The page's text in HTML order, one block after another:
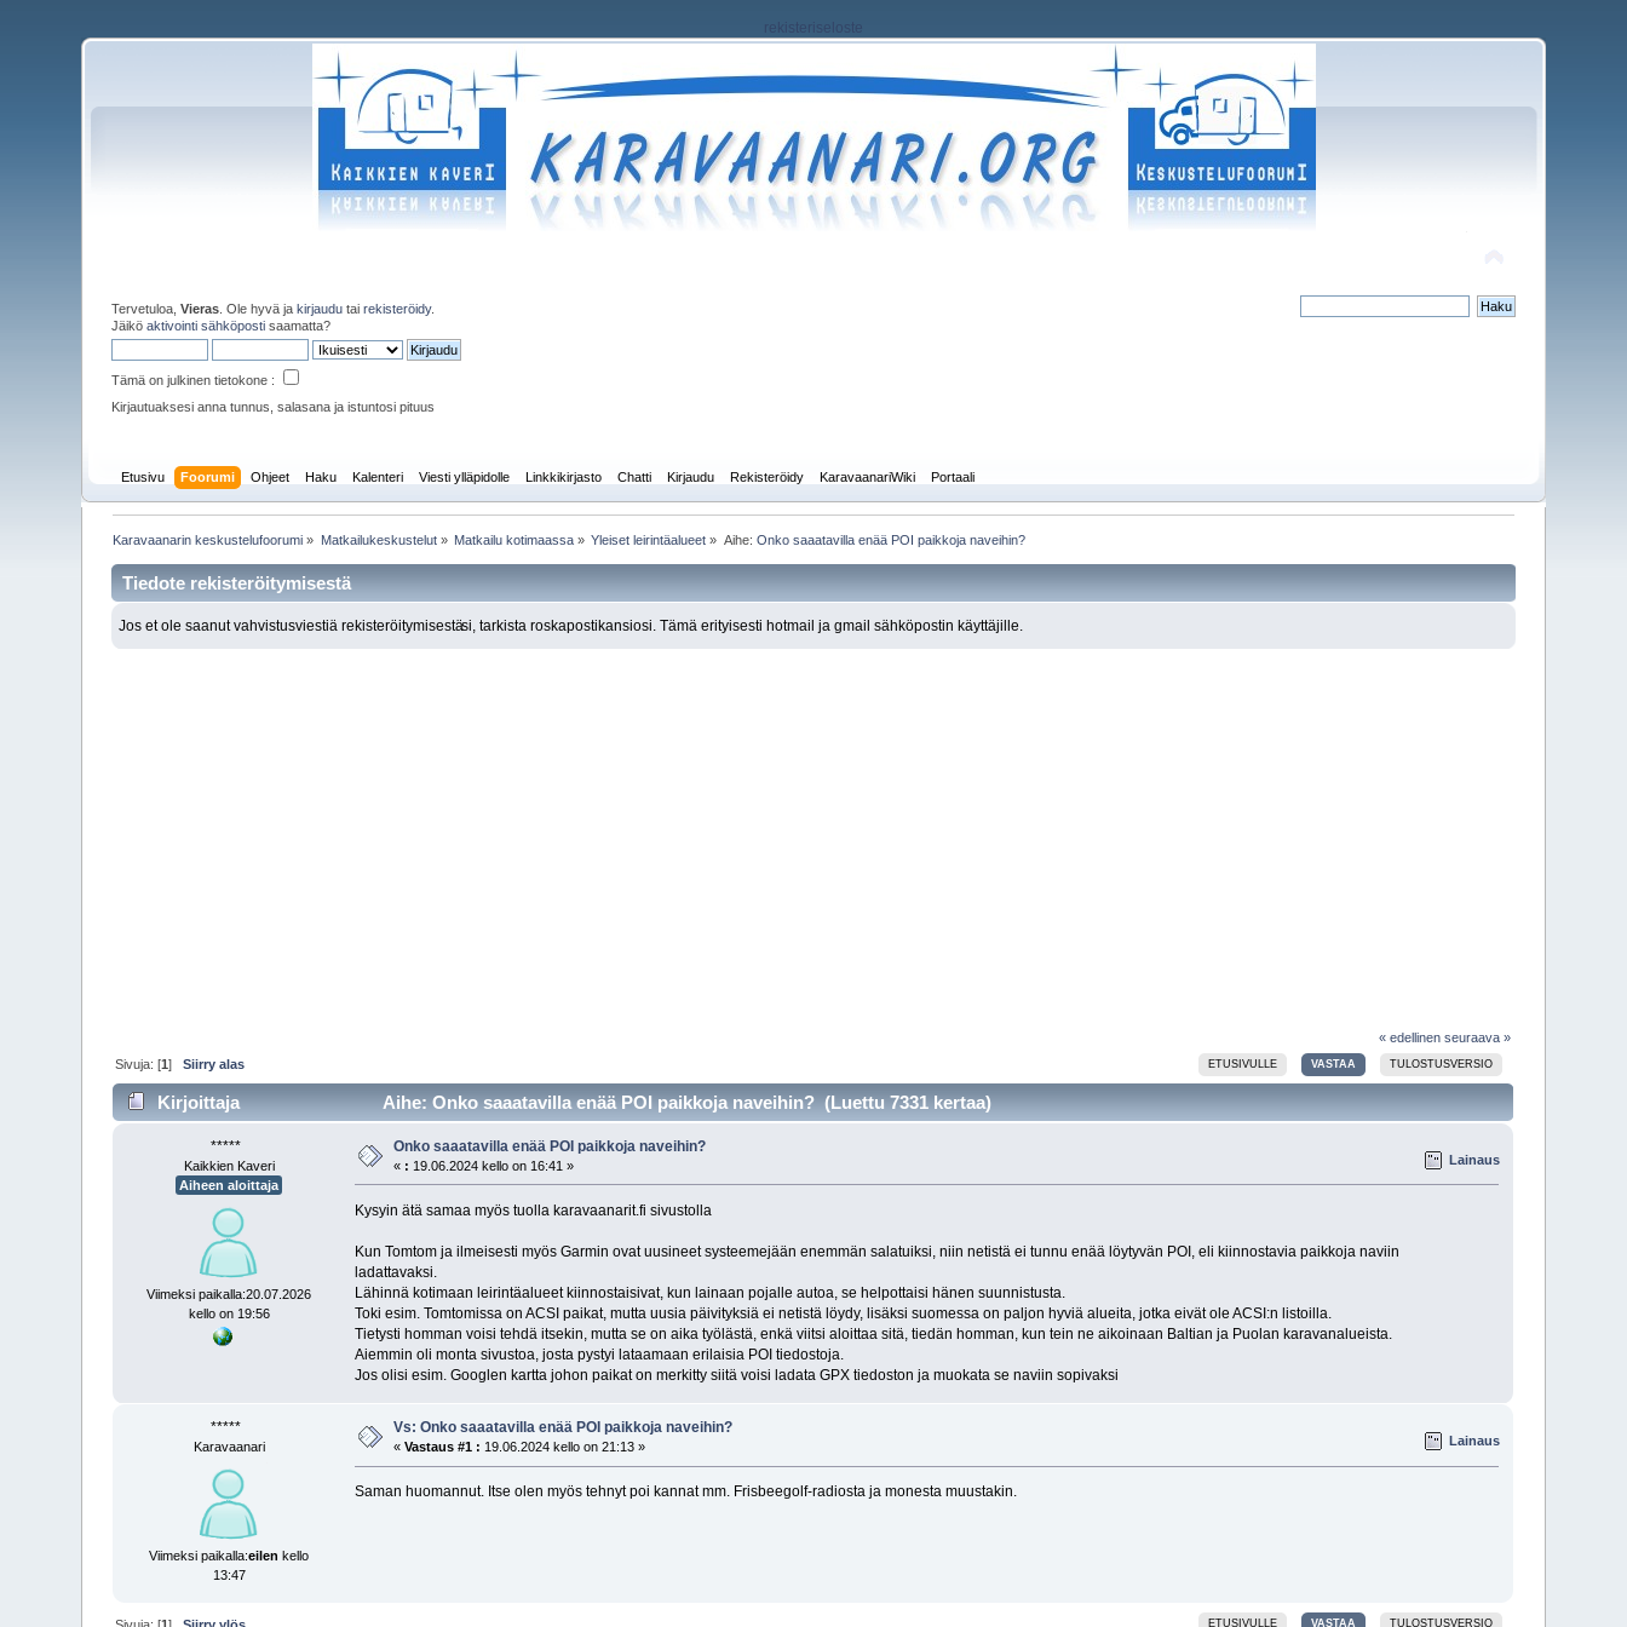
rekisteriseloste
Tervetuloa,Vieras . Ole hyvä jakirjaudu tairekisteröidy.
Jäiköaktivointi sähköposti saamatta?
Tämä on julkinen tietokone :
Kirjautuaksesi anna tunnus, salasana ja istuntosi pituus
Etusivu Foorumi Ohjeet Haku Kalenteri Viesti ylläpidolle Linkkikirjasto Chatti Kirjaudu Rekisteröidy KaravaanariWiki Portaali
Karavaanarin keskustelufoorumi » Matkailukeskustelut» Matkailu kotimaassa » Yleiset leirintäalueet » Aihe: Onko saaatavilla enää POI paikkoja naveihin?
Tiedote rekisteröitymisestä
Jos et ole saanut vahvistusviestiä rekisteröitymisestäsi, tarkista roskapostikansiosi. Tämä erityisesti hotmail ja gmail sähköpostin käyttäjille.
« edellinen seuraava »
ETUSIVULLE VASTAA TULOSTUSVERSIO
Sivuja: [1]Siirry alas
Kirjoittaja Aihe: Onko saaatavilla enää POI paikkoja naveihin? (Luettu 7331 kertaa)
*****
Kaikkien Kaveri
Aiheen aloittaja
Viimeksi paikalla:20.07.2026
kello on 19:56
Onko saaatavilla enää POI paikkoja naveihin?
« : 19.06.2024 kello on 16:41 » Lainaus
Kysyin ätä samaa myös tuolla karavaanarit.fi sivustolla
Kun Tomtom ja ilmeisesti myös Garmin ovat uusineet systeemejään enemmän salatuiksi, niin netistä ei tunnu enää löytyvän POI, eli kiinnostavia paikkoja naviin
ladattavaksi.
Lähinnä kotimaan leirintäalueet kiinnostaisivat, kun lainaan pojalle autoa, se helpottaisi hänen suunnistusta.
Toki esim. Tomtomissa on ACSI paikat, mutta uusia päivityksiä ei netistä löydy, lisäksi suomessa on paljon hyviä alueita, jotka eivät ole ACSI:n listoilla.
Tietysti homman voisi tehdä itsekin, mutta se on aika työlästä, enkä viitsi aloittaa sitä, tiedän homman, kun tein ne aikoinaan Baltian ja Puolan karavanalueista.
Aiemmin oli monta sivustoa, josta pystyi lataamaan erilaisia POI tiedostoja.
Jos olisi esim. Googlen kartta johon paikat on merkitty siitä voisi ladata GPX tiedoston ja muokata se naviin sopivaksi
*****
Karavaanari
Viimeksi paikalla:eilen kello
13:47
Vs: Onko saaatavilla enää POI paikkoja naveihin?
«Vastaus #1 : 19.06.2024 kello on 21:13 » Lainaus
Saman huomannut. Itse olen myös tehnyt poi kannat mm. Frisbeegolf-radiosta ja monesta muustakin.
ETUSIVULLE VASTAA TULOSTUSVERSIO
Sivuja: [1]Siirry ylös